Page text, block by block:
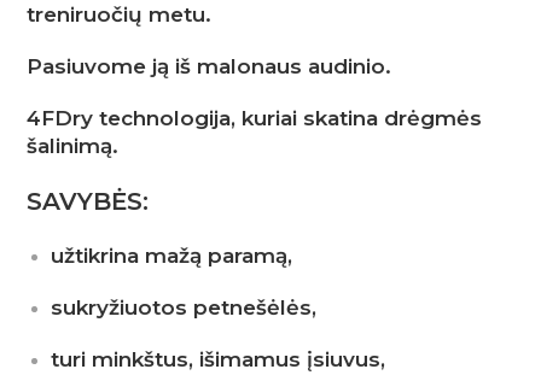
treniruočių metu.
Pasiuvome ją iš malonaus audinio.
4FDry technologija, kuriai skatina drėgmės
šalinimą.
SAVYBĖS:
užtikrina mažą paramą,
sukryžiuotos petnešėlės,
turi minkštus, išimamus įsiuvus,